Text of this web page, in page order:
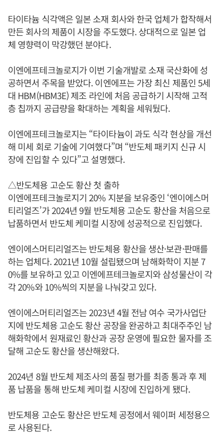
타이타늄 식각액은 일본 소재 회사와 한국 업체가 합작해서
만든 회사의 제품이 시장을 주도했다. 상대적으로 일본 업
체 영향력이 막강했던 분야다.
이엔에프테크놀로지가 이번 기술개발로 소재 국산화에 성
공하면서 주목을 받았다. 이엔에프는 가장 최신 제품인 5세
대 HBM(HBM3E) 제조 라인에 처음 공급하기 시작해 고적
층 칩까지 공급량을 확대하는 계획을 세워뒀다.
이엔에프테크놀로지는 “타이타늄이 과도 식각 현상을 개선
해 미세 회로 기술에 기여했다”며 “반도체 패키지 신규 시
장에 진입할 수 있다”고 설명했다.
△반도체용 고순도 황산 첫 출하
이엔에프테크놀로지기 20% 지분을 보유중인 ‘엔이에스머
티리얼즈’가 2024년 9월 반도체용 고순도 황산을 처음으로
납품하면서 반도체 케미컬 시장에 성공적으로 진입했다.
엔이에스머티리얼즈는 반도체용 황산을 생산·보관·판매를
하는 업체다. 2021년 10월 설립됐으며 남해화학이 지분 7
0%를 보유하고 있고 이엔에프테크놀로지와 삼성물산이 각
각 20%와 10%씩의 지분을 나눠갖고 있다.
엔이에스머티리얼즈는 2023년 4월 전남 여수 국가사업단
지에 반도체용 고순도 황산 공장을 완공하고 최대주주인 남
해화학에서 원재료인 황산과 공장 운영에 필요한 물자를 조
달해 고순도 황산을 생산해왔다.
2024년 8월 반도체 제조사의 품질 평가를 최종 통과 후 제
품 납품을 통해 반도체 케미컬 시장에 진입하게 됐다.
반도체용 고순도 황산은 반도체 공정에서 웨이퍼 세정용으
로 사용된다.